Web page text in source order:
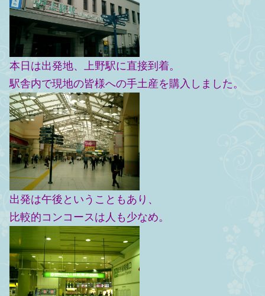
本日は出発地、上野駅に直接到着。
駅舎内で現地の皆様への手土産を購入しました。
出発は午後ということもあり、
比較的コンコースは人も少なめ。